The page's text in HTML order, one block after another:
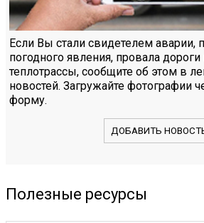
Если Вы стали свидетелем аварии,
погодного явления, провала
теплотрассы, сообщите об этом в
новостей. Загружайте фотографии
форму.
ДОБАВИТЬ
Полезные ресурсы